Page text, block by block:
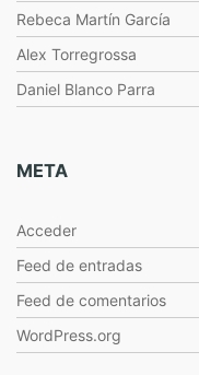
Rebeca Martín García
Alex Torregrossa
Daniel Blanco Parra
META
Acceder
Feed de entradas
Feed de comentarios
WordPress.org